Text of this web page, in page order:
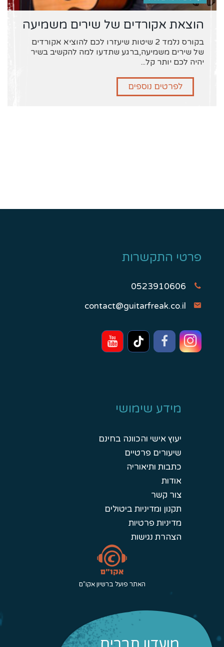
הוצאת אקורדים של שירים משמיעה
בקורס נלמד 2 שיטות שיעזרו לכם להוציא אקורדים
של שירים משמיעה,ברגע שתדעו למה להקשיב בשיר
יהיה לכם יותר קל...
לפרטים נוספים
פרטי התקשרות
0523910606
contact@guitarfreak.co.il
מידע שימושי
יעוץ אישי והכוונה בחינם
שיעורים פרטיים
כתבות ותיאוריה
אודות
צור קשר
תקנון ומדיניות ביטולים
מדיניות פרטיות
הצהרת נגישות
האתר פועל ברשיון אקו"ם